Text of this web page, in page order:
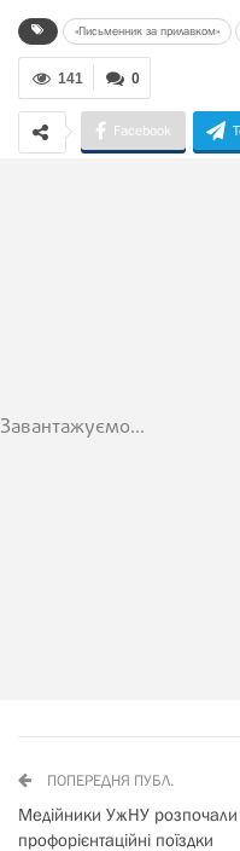
«Письменник за прилавком»
0
141
Facebook
Завантажуємо...
ПОПЕРЕДНЯ ПУБЛ.
Медійники УжНУ розпочали
профорієнтаційні поїздки